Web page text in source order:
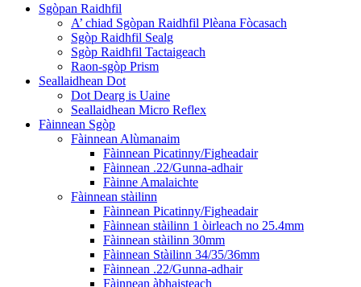
Sgòpan Raidhfil
A’ chiad Sgòpan Raidhfil Plèana Fòcasach
Sgòp Raidhfil Sealg
Sgòp Raidhfil Tactaigeach
Raon-sgòp Prism
Seallaidhean Dot
Dot Dearg is Uaine
Seallaidhean Micro Reflex
Fàinnean Sgòp
Fàinnean Alùmanaim
Fàinnean Picatinny/Figheadair
Fàinnean .22/Gunna-adhair
Fàinne Amalaichte
Fàinnean stàilinn
Fàinnean Picatinny/Figheadair
Fàinnean stàilinn 1 òirleach no 25.4mm
Fàinnean stàilinn 30mm
Fàinnean Stàilinn 34/35/36mm
Fàinnean .22/Gunna-adhair
Fàinnean àbhaisteach